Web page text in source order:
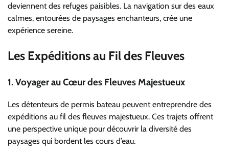
deviennent des refuges paisibles. La navigation sur des eaux
calmes, entourées de paysages enchanteurs, crée une
expérience sereine.
Les Expéditions au Fil des Fleuves
1.Voyager au Cœur des Fleuves Majestueux
Les détenteurs de permis bateau peuvent entreprendre des
expéditions au fil des fleuves majestueux. Ces trajets offrent
une perspective unique pour découvrir la diversité des
paysages qui bordent les cours d’eau.